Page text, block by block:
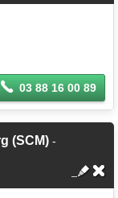
03 88 16 00 89
(SCM) -